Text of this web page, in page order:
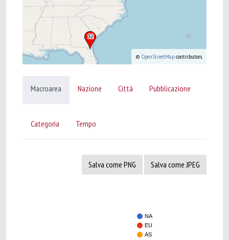
© OpenStreetMap contributors.
Macroarea Nazione Città Pubblicazione
Categoria Tempo
Salva come PNG Salva come JPEG
NA
EU
AS